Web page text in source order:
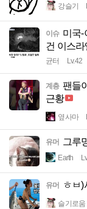
강슬기
이슈 미국-
건 이스라
균터 Lv.42
계층 팬들
근황
옆사마
유머 그루
Earth
유머 ㅎㅂ)
슬기로움